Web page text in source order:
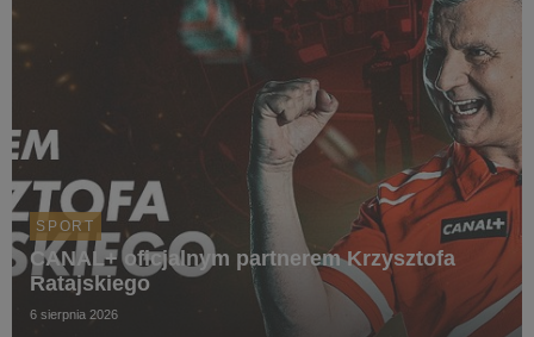
SPORT
CANAL+ oficjalnym partnerem Krzysztofa
Ratajskiego
6 sierpnia 2026